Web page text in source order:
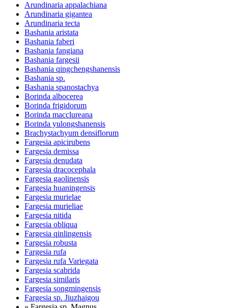
Arundinaria appalachiana
Arundinaria gigantea
Arundinaria tecta
Bashania aristata
Bashania faberi
Bashania fangiana
Bashania fargesii
Bashania qingchengshanensis
Bashania sp.
Bashania spanostachya
Borinda albocerea
Borinda frigidorum
Borinda macclureana
Borinda yulongshanensis
Brachystachyum densiflorum
Fargesia apicirubens
Fargesia demissa
Fargesia denudata
Fargesia dracocephala
Fargesia gaolinensis
Fargesia huaningensis
Fargesia murielae
Fargesia murieliae
Fargesia nitida
Fargesia obliqua
Fargesia qinlingensis
Fargesia robusta
Fargesia rufa
Fargesia rufa Variegata
Fargesia scabrida
Fargesia similaris
Fargesia songmingensis
Fargesia sp. Jiuzhaigou